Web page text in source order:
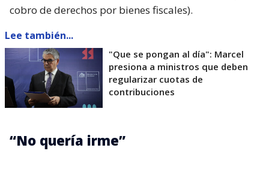
cobro de derechos por bienes fiscales).
Lee también...
"Que se pongan al día": Marcel
presiona a ministros que deben
regularizar cuotas de
contribuciones
“No quería irme”